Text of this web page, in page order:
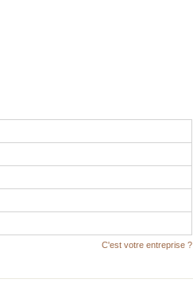
C'est votre entreprise ?